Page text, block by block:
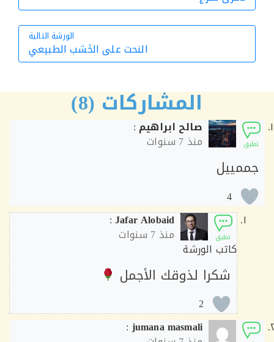
الورشة التالية
الورشة
النحت على الخَشب الطبيعي
المشاركات (8)
صالح ابراهيم:
منذ7 سنوات
4
Jafar Alobaid
:
منذ7 سنوات
كاتب الورشة
شكرا لذوقك الأجمل
2
jumana masmali
: